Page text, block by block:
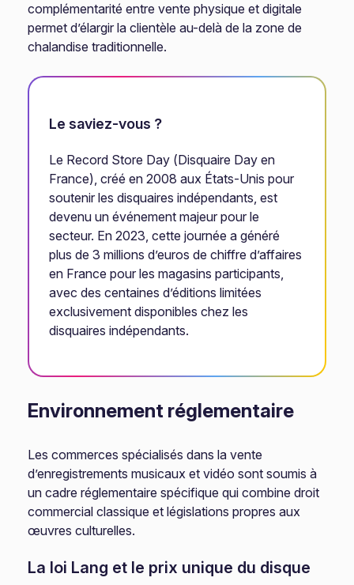
complémentarité entre vente physique et digitale
permet d’élargir la clientèle au-delà de la zone de
chalandise traditionnelle.
Le saviez-vous ?
Le Record Store Day (Disquaire Day en
France), créé en 2008 aux États-Unis pour
soutenir les disquaires indépendants, est
devenu un événement majeur pour le
secteur. En 2023, cette journée a généré
plus de 3 millions d’euros de chiffre d’affaires
en France pour les magasins participants,
avec des centaines d’éditions limitées
exclusivement disponibles chez les
disquaires indépendants.
Environnement réglementaire
Les commerces spécialisés dans la vente
d’enregistrements musicaux et vidéo sont soumis à
un cadre réglementaire spécifique qui combine droit
commercial classique et législations propres aux
œuvres culturelles.
La loi Lang et le prix unique du disque